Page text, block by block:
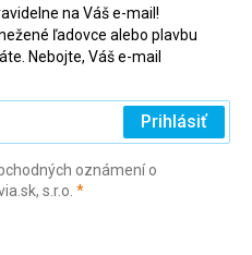
na Váš e-mail!
ľadovce alebo plavbu
Nebojte, Váš e-mail
Prihlásiť
oznámení o
s.r.o. *(povinné)